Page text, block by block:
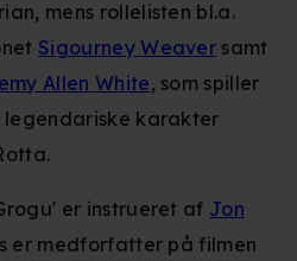
mens rollelisten bl.a.
Sigourney Weaver samt
Allen White, som spiller
legendariske karakter
er instrueret af Jon
er medforfatter på filmen